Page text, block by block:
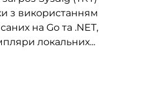
з використанням
на Go та .NET,
локальних...